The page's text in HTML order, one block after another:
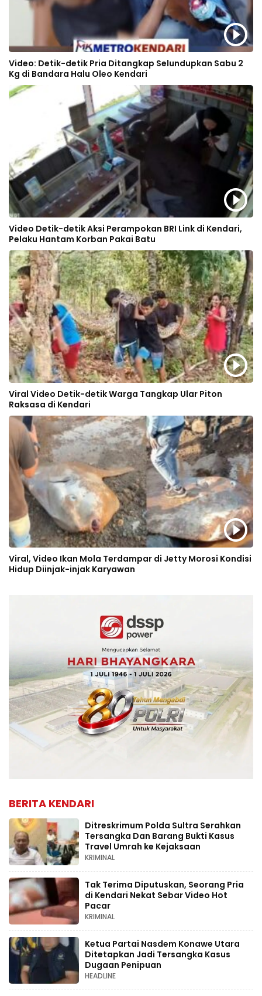
Video: Detik-detik Pria Ditangkap Selundupkan Sabu 2
Kg di Bandara Halu Oleo Kendari
Video Detik-detik Aksi Perampokan BRI Link di Kendari,
Pelaku Hantam Korban Pakai Batu
Viral Video Detik-detik Warga Tangkap Ular Piton
Raksasa di Kendari
Viral, Video Ikan Mola Terdampar di Jetty Morosi Kondisi
Hidup Diinjak-injak Karyawan
BERITA KENDARI
Ditreskrimum Polda Sultra Serahkan
Tersangka Dan Barang Bukti Kasus
Travel Umrah ke Kejaksaan
KRIMINAL
Tak Terima Diputuskan, Seorang Pria
di Kendari Nekat Sebar Video Hot
Pacar
KRIMINAL
Ketua Partai Nasdem Konawe Utara
Ditetapkan Jadi Tersangka Kasus
Dugaan Penipuan
HEADLINE